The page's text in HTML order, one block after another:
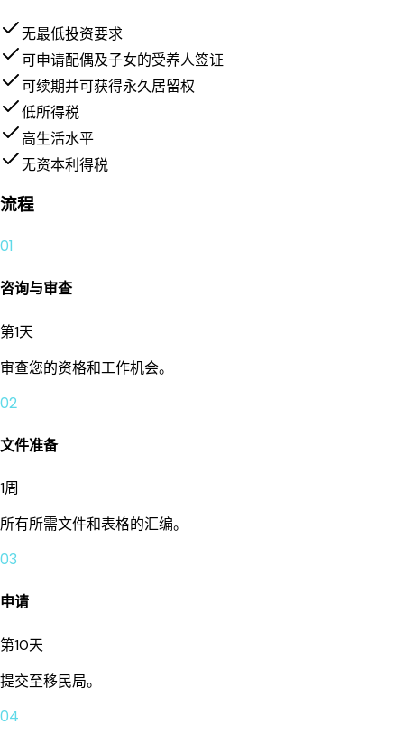
无最低投资要求
可申请配偶及子女的受养人签证
可续期并可获得永久居留权
低所得税
高生活水平
无资本利得税
流程
01
咨询与审查
第1天
审查您的资格和工作机会。
02
文件准备
1周
所有所需文件和表格的汇编。
03
申请
第10天
提交至移民局。
04